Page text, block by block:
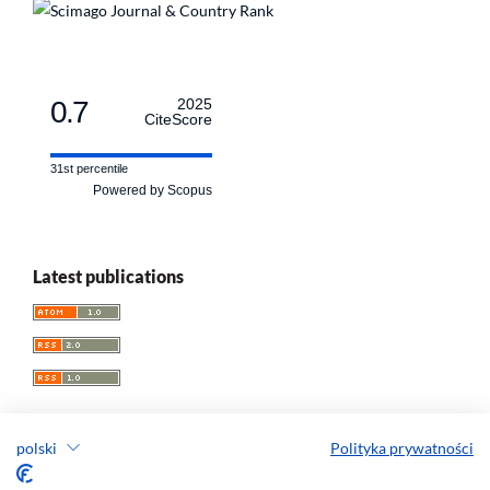
polski Polityka prywatności
0.7
2025
CiteScore
31st percentile
Powered by Scopus
Latest publications